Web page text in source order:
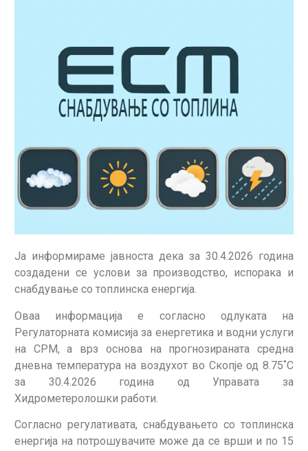
Jа информираме јавноста дека за 30.4.2026 година
создадени се услови за производство, испорака и
снабдување со топлинска енергија.
Оваа информација е согласно одлуката на
Регулаторната комисија за енергетика и водни услуги
на СРМ, а врз основа на прогнозираната средна
дневна температура на воздухот во Скопје од 8.75˚С
за 30.4.2026 година од Управата за
Хидрометеролошки работи.
Согласно регулативата, снабдувањето со топлинска
енергија на потрошувачите може да се врши и по 15